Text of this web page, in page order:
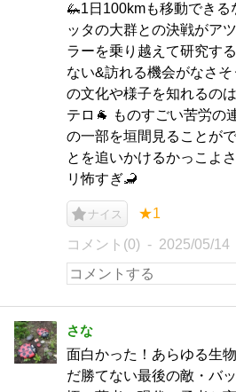
🦗1日100kmも移動でき
ッタの大群との決戦がア
ラーを乗り越えて研究す
ない&訪れる機会がなさ
の文化や様子を知れるの
テロ🐐 ものすごい苦労の
の一部を垣間見ることが
とを追いかけるかっこよ
リ怖すぎ🦂
ナイス ★1
コメント(0) 2025/05/14
さな
面白かった！あらゆる生
だ勝てない最後の敵・バ